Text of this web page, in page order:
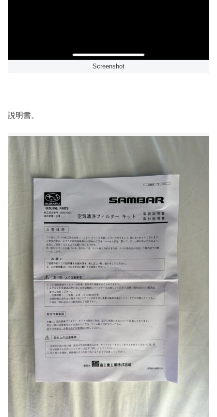
Screenshot
説明書。